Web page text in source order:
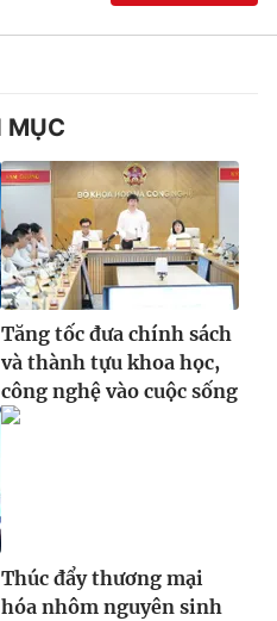
MỤC
Tăng tốc đưa chính sách
và thành tựu khoa học,
công nghệ vào cuộc sống
Thúc đẩy thương mại
hóa nhôm nguyên sinh